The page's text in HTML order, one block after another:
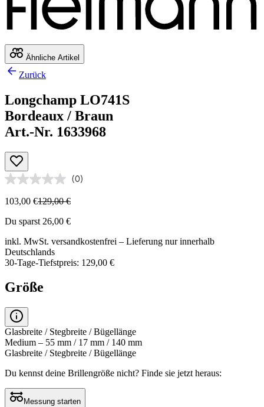
Ähnliche Artikel
Zurück
Longchamp LO741S
Bordeaux / Braun
Art.-Nr. 1633968
(0)
103,00 €129,00 €
Du sparst 26,00 €
inkl. MwSt. versandkostenfrei – Lieferung nur innerhalb
Deutschlands
30-Tage-Tiefstpreis: 129,00 €
Größe
Glasbreite / Stegbreite / Bügellänge
Medium – 55 mm / 17 mm / 140 mm
Glasbreite / Stegbreite / Bügellänge
Du kennst deine Brillengröße nicht? Finde sie jetzt heraus:
Messung starten